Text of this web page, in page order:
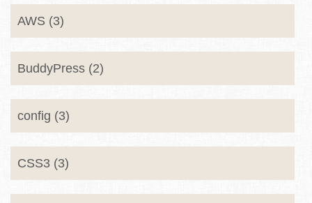
AWS (3)
BuddyPress (2)
config (3)
CSS3 (3)